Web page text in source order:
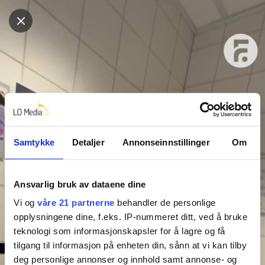
Samtykke Detaljer Annonseinnstillinger Om
Ansvarlig bruk av dataene dine
Vi og våre 21 partnerne behandler de personlige
opplysningene dine, f.eks. IP-nummeret ditt, ved å bruke
teknologi som informasjonskapsler for å lagre og få
tilgang til informasjon på enheten din, sånn at vi kan tilby
deg personlige annonser og innhold samt annonse- og